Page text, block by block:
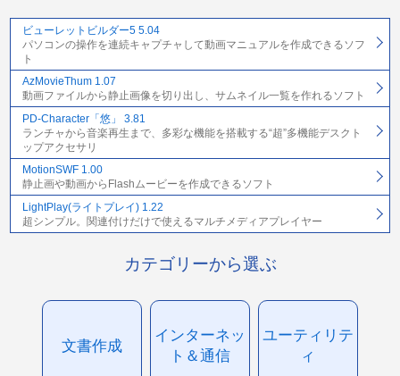
ビューレットビルダー5 5.04
パソコンの操作を連続キャプチャして動画マニュアルを作成できるソフ
ト
AzMovieThum 1.07
動画ファイルから静止画像を切り出し、サムネイル一覧を作れるソフト
PD-Character「悠」 3.81
ランチャから音楽再生まで、多彩な機能を搭載する“超”多機能デスクト
ップアクセサリ
MotionSWF 1.00
静止画や動画からFlashムービーを作成できるソフト
LightPlay(ライトプレイ) 1.22
超シンプル。関連付けだけで使えるマルチメディアプレイヤー
カテゴリーから選ぶ
文書作成
インターネッ
ト＆通信
ユーティリテ
ィ